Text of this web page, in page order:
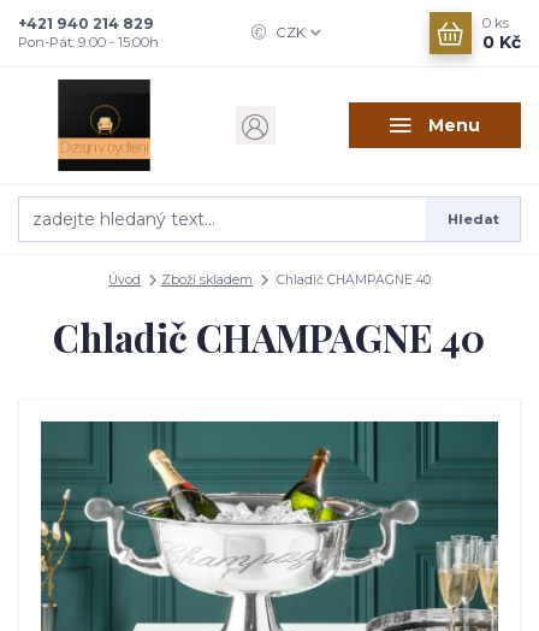
Menu
CZK
Hledat
+421 940 214 829
Pon-Pát: 9:00 - 15:00h
0 ks
0 Kč
Úvod Zboží skladem Chladič CHAMPAGNE 40
Chladič CHAMPAGNE 40